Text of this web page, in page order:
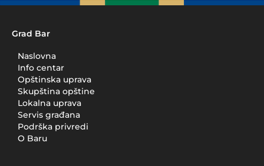
Grad Bar
Naslovna
Info centar
Opštinska uprava
Skupština opštine
Lokalna uprava
Servis građana
Podrška privredi
O Baru